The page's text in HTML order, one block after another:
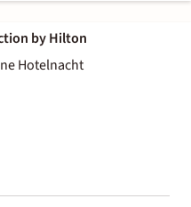
by Hilton
Hotelnacht